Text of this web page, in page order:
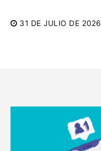
31 DE JULIO DE 2026